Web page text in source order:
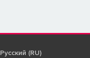
Русский (RU)